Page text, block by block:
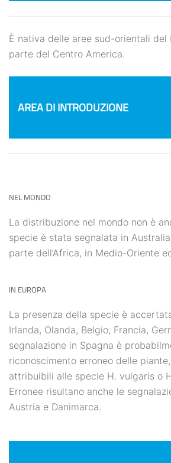
È nativa delle aree sud-orientali del
parte del Centro America.
AREA DI INTRODUZIONE
NEL MONDO
La distribuzione nel mondo non è
specie è stata segnalata in
parte dell’Africa, in Medio-Oriente
IN EUROPA
La presenza della specie è
Irlanda, Olanda, Belgio, Francia,
segnalazione in Spagna è
riconoscimento erroneo delle
attribuibili alle specie H. vulgaris o
Erronee risultano anche le
Austria e Danimarca.